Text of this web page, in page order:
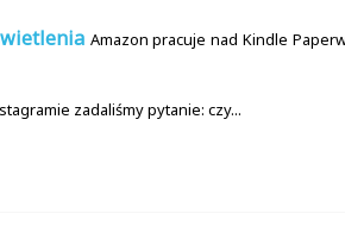
Amazon pracuje nad Kindle
zadaliśmy pytanie: czy...